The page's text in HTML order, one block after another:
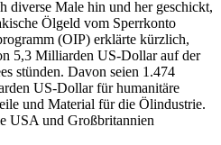
diverse Male hin und her geschickt,
Ölgeld vom Sperrkonto
(OIP) erklärte kürzlich,
5,3 Milliarden US-Dollar auf der
stünden. Davon seien 1.474
US-Dollar für humanitäre
und Material für die Ölindustrie.
USA und Großbritannien